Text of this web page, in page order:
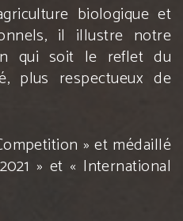
biologique et
il illustre notre
qui soit le reflet du
plus respectueux de
» et médaillé
» et « International